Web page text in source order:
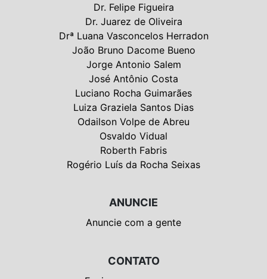
Dr. Felipe Figueira
Dr. Juarez de Oliveira
Drª Luana Vasconcelos Herradon
João Bruno Dacome Bueno
Jorge Antonio Salem
José Antônio Costa
Luciano Rocha Guimarães
Luiza Graziela Santos Dias
Odailson Volpe de Abreu
Osvaldo Vidual
Roberth Fabris
Rogério Luís da Rocha Seixas
ANUNCIE
Anuncie com a gente
CONTATO